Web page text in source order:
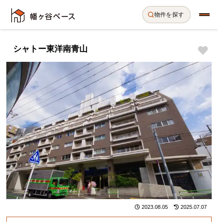
物件を探す
シャトー東洋南青山
2023.08.05 2025.07.07